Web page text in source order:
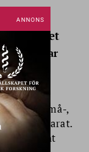
landet
valet tar
på
i små-,
har svarat.
31 procent